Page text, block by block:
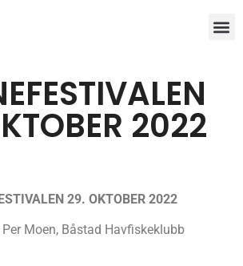
2022
29. OKTOBER 2022
Per Moen, Båstad Havfiskeklubb